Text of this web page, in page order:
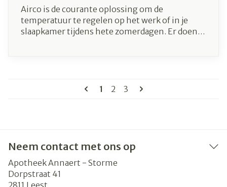
Airco is de courante oplossing om de
temperatuur te regelen op het werk of in je
slaapkamer tijdens hete zomerdagen. Er doen
fabeltje? Wij brengen graag klaarheid!
Pagina's
U lees momenteel pagina
1 Pagina
2 Pagina
3
Neem contact met ons op
Apotheek Annaert - Storme
Dorpstraat 41